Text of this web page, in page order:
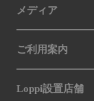
メディア
ご利用案内
Loppi設置店舗